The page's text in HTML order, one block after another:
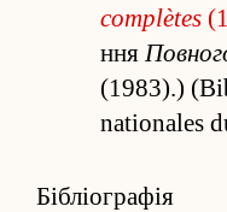
complètes
ння
(1983).)
nationales
Бібліографія